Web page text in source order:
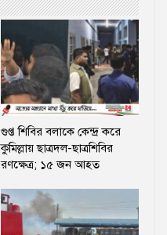
গুপ্ত শিবির বলাকে কেন্দ্র করে
কুমিল্লায় ছাত্রদল-ছাত্রশিবির
রণক্ষেত্র; ১৫ জন আহত